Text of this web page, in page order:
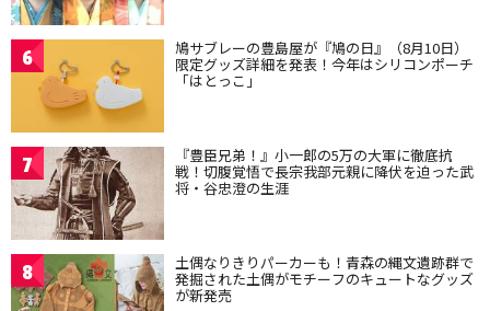
6 鳩サブレーの豊島屋が『鳩の日』（8月10日）
限定グッズ詳細を発表！今年はシリコンポーチ
「はとっこ」
7 『豊臣兄弟！』小一郎の5万の大軍に徹底抗
戦！切腹覚悟で長宗我部元親に降伏を迫った武
将・谷忠澄の生涯
8 土偶なりきりパーカーも！青森の縄文遺跡群で
発掘された土偶がモチーフのキュートなグッズ
が新発売